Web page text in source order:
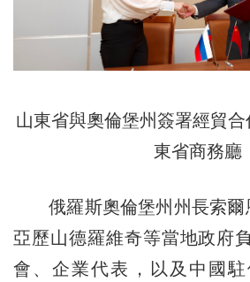
山東省與奧倫堡州簽署經貿
東省商務廳
俄羅斯奧倫堡州州長索爾
亞歷山德羅維奇等當地政府
會、企業代表，以及中國